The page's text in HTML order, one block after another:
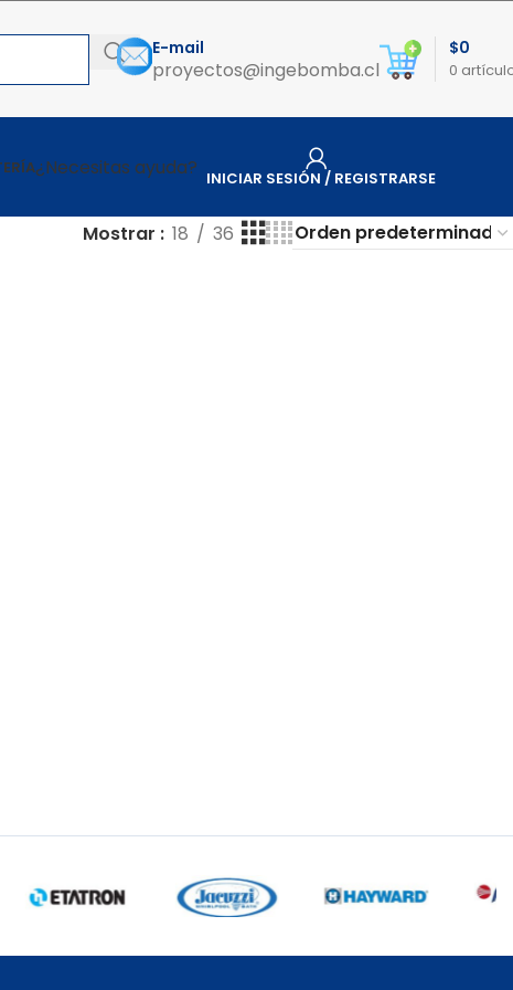
E-mail
proyectos@ingebomba.cl 0
$0
¿Necesitas ayuda? INICIAR SESIÓN / REGISTRARSE
Mostrar 18 36